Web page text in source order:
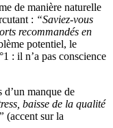
de manière naturelle
: “Saviez-vous
recommandés en
potentiel, le
: il n’a pas conscience
d’un manque de
baisse de la qualité
(accent sur la